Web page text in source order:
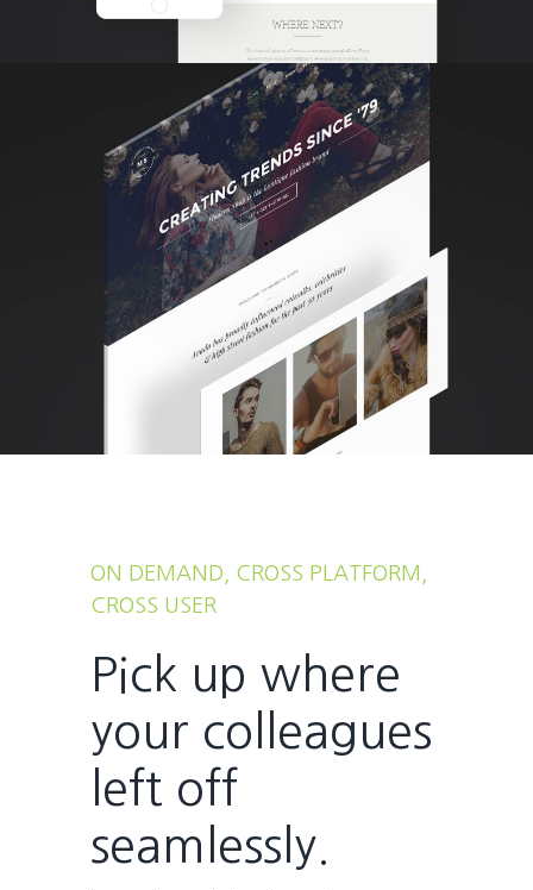
ON DEMAND, CROSS PLATFORM,
CROSS USER
Pick up where
your colleagues
left off
seamlessly.